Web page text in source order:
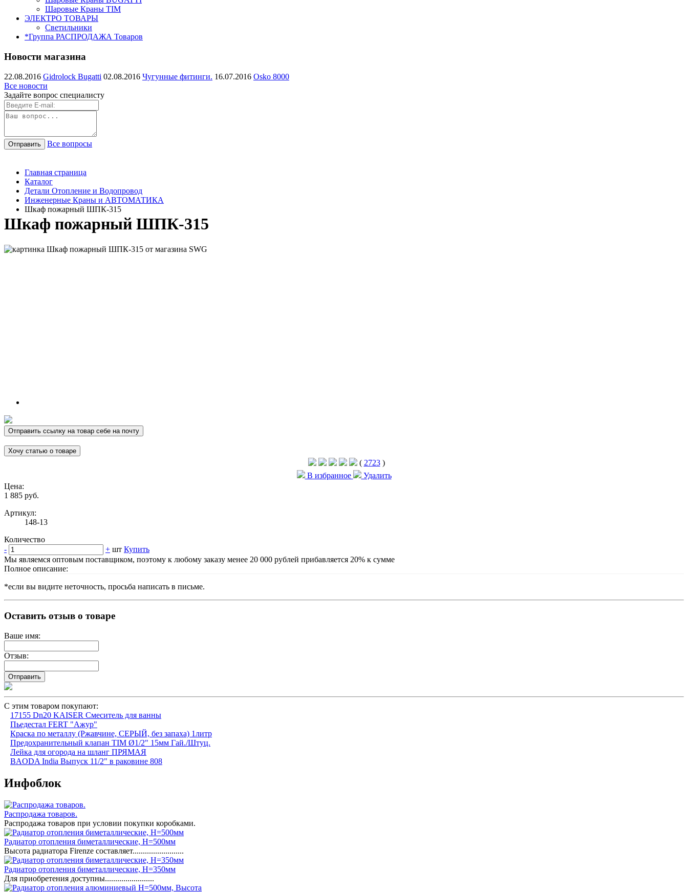
Шаровые Краны TIM
ЭЛЕКТРО ТОВАРЫ
Светильники
*Группа РАСПРОДАЖА Товаров
Новости магазина
22.08.2016 Gidrolock Bugatti 02.08.2016 Чугунные фитинги. 16.07.2016 Osko 8000
Все новости
Задайте вопрос специалисту
Все вопросы
Главная страница
Каталог
Детали Отопление и Водопровод
Инженерные Краны и АВТОМАТИКА
Шкаф пожарный ШПК-315
Шкаф пожарный ШПК-315
Отправить ссылку на товар себе на почту
Хочу статью о товаре
( 2723)
В избранное
Удалить
Цена:
1 885 руб.
Артикул:
148-13
Количество
-
+ шт Купить
Мы являемся оптовым поставщиком, поэтому к любому заказу менее 20 000 рублей прибавляется 20% к сумме
Полное описание:
*если вы видите неточность, просьба написать в письме.
Оставить отзыв о товаре
Ваше имя:
Отзыв:
С этим товаром покупают:
17155 Dn20 KAISER Смеситель для ванны
Пьедестал FERT "Ажур"
Краска по металлу (Ржавчине, СЕРЫЙ, без запаха) 1литр
Предохранительный клапан TIM Ø1/2" 15мм Гай./Штуц.
Лейка для огорода на шланг ПРЯМАЯ
BAODA India Выпуск 11/2" в раковине 808
Инфоблок
Распродажа товаров.
Распродажа товаров при условии покупки коробками.
Радиатор отопления биметаллические, H=500мм
Высота радиатора Firenze составляет.........................
Радиатор отопления биметаллические, H=350мм
Для приобретения доступны........................